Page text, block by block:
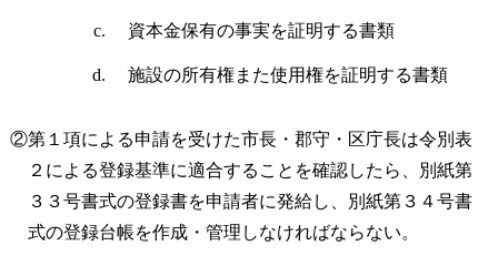
資本金保有の事実を証明する書類
施設の所有権また使用権を証明する書類
②第１項による申請を受けた市長・郡守・区庁長は令別表
２による登録基準に適合することを確認したら、別紙第
３３号書式の登録書を申請者に発給し、別紙第３４号書
式の登録台帳を作成・管理しなければならない。